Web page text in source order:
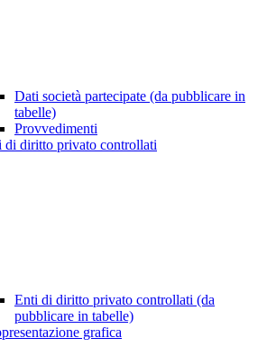
Dati società partecipate (da pubblicare in
tabelle)
Provvedimenti
di diritto privato controllati
Enti di diritto privato controllati (da
pubblicare in tabelle)
grafica